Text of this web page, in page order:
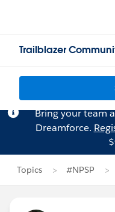
Trailblazer
Bring your team
Dreamforce.
Topics #NPSP